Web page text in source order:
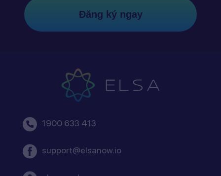
Đăng ký ngay
1900 633 413
support@elsanow.io